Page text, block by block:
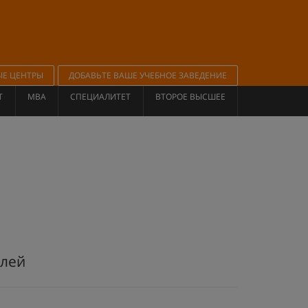
ЦЕНТРЫ
ДОБАВЬТЕ ВАШЕ УЧЕБНОЕ ЗАВЕДЕНИЕ
MBA СПЕЦИАЛИТЕТ ВТОРОЕ ВЫСШЕЕ